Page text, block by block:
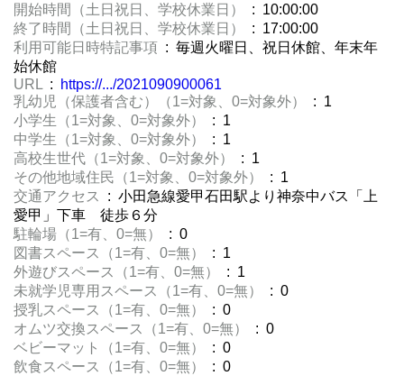
開始時間（土日祝日、学校休業日）
: 10:00:00
終了時間（土日祝日、学校休業日）
: 17:00:00
利用可能日時特記事項 : 毎週火曜日、祝日休館、年末年
始休館
URL :
https://.../2021090900061
乳幼児（保護者含む）（1=対象、0=対象外）
: 1
小学生（1=対象、0=対象外）
: 1
中学生（1=対象、0=対象外）
: 1
高校生世代（1=対象、0=対象外）
: 1
その他地域住民（1=対象、0=対象外）
: 1
交通アクセス
: 小田急線愛甲石田駅より神奈中バス「上
愛甲」下車 徒歩６分
駐輪場（1=有、0=無）
: 0
図書スペース（1=有、0=無）
: 1
外遊びスペース（1=有、0=無）
: 1
未就学児専用スペース（1=有、0=無）
: 0
授乳スペース（1=有、0=無）
: 0
オムツ交換スペース（1=有、0=無）
: 0
ベビーマット（1=有、0=無）
: 0
飲食スペース（1=有、0=無）
: 0